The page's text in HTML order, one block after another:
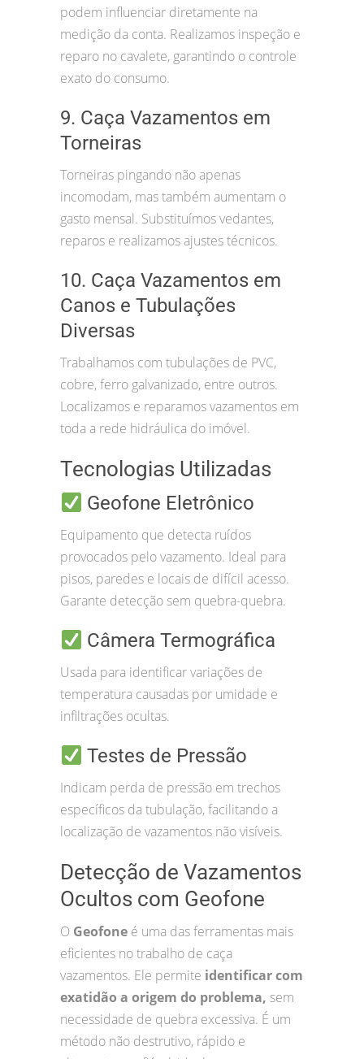
podem influenciar diretamente na
medição da conta. Realizamos inspeção e
reparo no cavalete, garantindo o controle
exato do consumo.
9. Caça Vazamentos em
Torneiras
Torneiras pingando não apenas
incomodam, mas também aumentam o
gasto mensal. Substituímos vedantes,
reparos e realizamos ajustes técnicos.
10. Caça Vazamentos em
Canos e Tubulações
Diversas
Trabalhamos com tubulações de PVC,
cobre, ferro galvanizado, entre outros.
Localizamos e reparamos vazamentos em
toda a rede hidráulica do imóvel.
Tecnologias Utilizadas
Geofone Eletrônico
Equipamento que detecta ruídos
provocados pelo vazamento. Ideal para
pisos, paredes e locais de difícil acesso.
Garante detecção sem quebra-quebra.
Câmera Termográfica
Usada para identificar variações de
temperatura causadas por umidade e
infiltrações ocultas.
Testes de Pressão
Indicam perda de pressão em trechos
específicos da tubulação, facilitando a
localização de vazamentos não visíveis.
Detecção de Vazamentos
Ocultos com Geofone
O Geofone é uma das ferramentas mais
eficientes no trabalho de caça
vazamentos. Ele permite identificar com
exatidão a origem do problema, sem
necessidade de quebra excessiva. É um
método não destrutivo, rápido e